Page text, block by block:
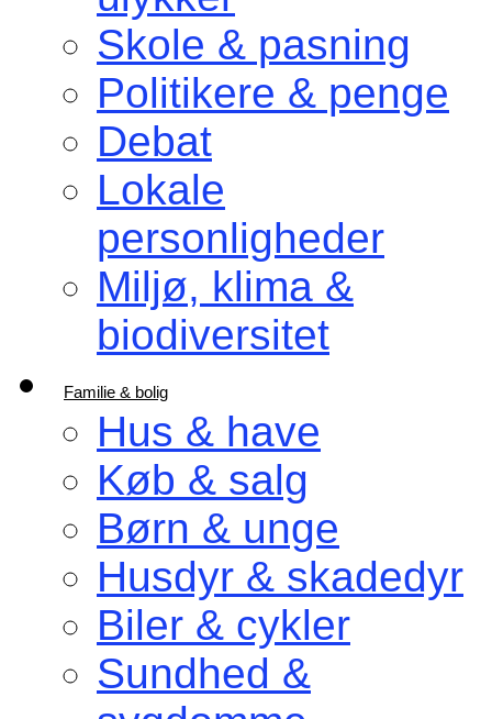
Skole & pasning
Politikere & penge
Debat
Lokale
personligheder
Miljø, klima &
biodiversitet
Familie & bolig
Hus & have
Køb & salg
Børn & unge
Husdyr & skadedyr
Biler & cykler
Sundhed &